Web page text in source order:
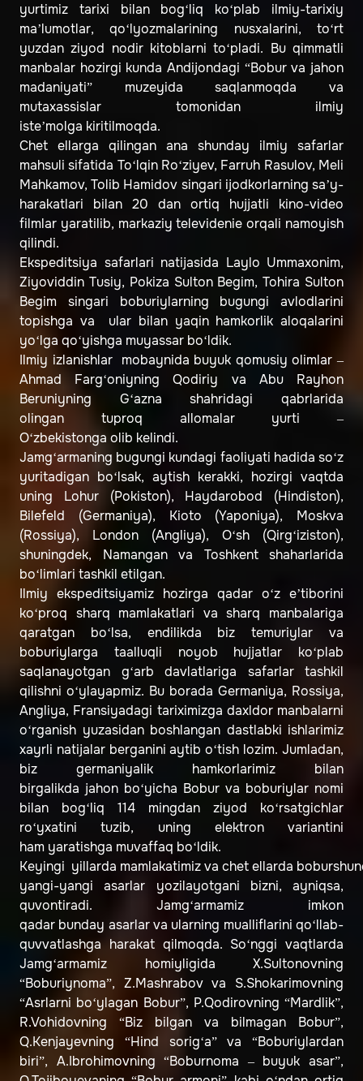
yurtimiz tarixi bilan bog‘liq ko‘plab ilmiy-tarixiy
ma’lumotlar, qo‘lyozmalarining nusxalarini, to‘rt
yuzdan ziyod nodir kitoblarni to‘pladi. Bu qimmatli
manbalar hozirgi kunda Andijondagi “Bobur va jahon
madaniyati” muzeyida saqlanmoqda va
mutaxassislar tomonidan ilmiy
iste’molga kiritilmoqda.
Chet ellarga qilingan ana shunday ilmiy safarlar
mahsuli sifatida To‘lqin Ro‘ziyev, Farruh Rasulov, Meli
Mahkamov, Tolib Hamidov singari ijodkorlarning sa’y-
harakatlari bilan 20 dan ortiq hujjatli kino-video
filmlar yaratilib, markaziy televidenie orqali namoyish
qilindi.
Ekspeditsiya safarlari natijasida Laylo Ummaxonim,
Ziyoviddin Tusiy, Pokiza Sulton Begim, Tohira Sulton
Begim singari boburiylarning bugungi avlodlarini
topishga va ular bilan yaqin hamkorlik aloqalarini
yo‘lga qo‘yishga muyassar bo‘ldik.
Ilmiy izlanishlar mobaynida buyuk qomusiy olimlar –
Ahmad Farg‘oniyning Qodiriy va Abu Rayhon
Beruniyning G‘azna shahridagi qabrlarida
olingan tuproq allomalar yurti –
O‘zbekistonga olib kelindi.
Jamg‘armaning bugungi kundagi faoliyati hadida so‘z
yuritadigan bo‘lsak, aytish kerakki, hozirgi vaqtda
uning Lohur (Pokiston), Haydarobod (Hindiston),
Bilefeld (Germaniya), Kioto (Yaponiya), Moskva
(Rossiya), London (Angliya), O‘sh (Qirg‘iziston),
shuningdek, Namangan va Toshkent shaharlarida
bo‘limlari tashkil etilgan.
Ilmiy ekspeditsiyamiz hozirga qadar o‘z e’tiborini
ko‘proq sharq mamlakatlari va sharq manbalariga
qaratgan bo‘lsa, endilikda biz temuriylar va
boburiylarga taalluqli noyob hujjatlar ko‘plab
saqlanayotgan g‘arb davlatlariga safarlar tashkil
qilishni o‘ylayapmiz. Bu borada Germaniya, Rossiya,
Angliya, Fransiyadagi tariximizga daxldor manbalarni
o‘rganish yuzasidan boshlangan dastlabki ishlarimiz
xayrli natijalar berganini aytib o‘tish lozim. Jumladan,
biz germaniyalik hamkorlarimiz bilan
birgalikda jahon bo‘yicha Bobur va boburiylar nomi
bilan bog‘liq 114 mingdan ziyod ko‘rsatgichlar
ro‘yxatini tuzib, uning elektron variantini
ham yaratishga muvaffaq bo‘ldik.
Keyingi yillarda mamlakatimiz va chet ellarda
yangi-yangi asarlar yozilayotgani bizni, ayniqsa,
quvontiradi. Jamg‘armamiz imkon
qadar bunday asarlar va ularning mualliflarini qo‘llab-
quvvatlashga harakat qilmoqda. So‘nggi vaqtlarda
Jamg‘armamiz homiyligida X.Sultonovning
“Boburiynoma”, Z.Mashrabov va S.Shokarimovning
“Asrlarni bo‘ylagan Bobur”, P.Qodirovning “Mardlik”,
R.Vohidovning “Biz bilgan va bilmagan Bobur”,
Q.Kenjayevning “Hind sorig‘a” va “Boburiylardan
biri”, A.Ibrohimovning “Boburnoma – buyuk asar”,